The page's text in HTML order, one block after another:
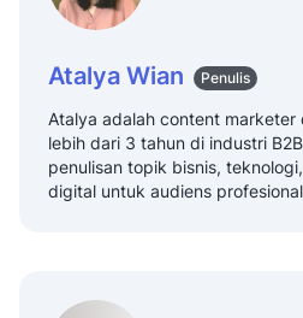
Atalya Wian Penulis
Atalya adalah content marketer
lebih dari 3 tahun di industri
penulisan topik bisnis,
digital untuk audiens